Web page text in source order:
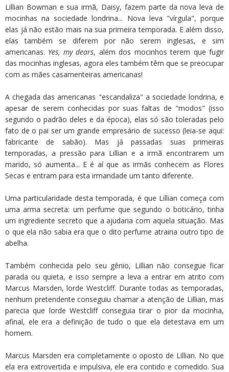
Lillian Bowman e sua irmã, Daisy, fazem parte da nova leva de
mocinhas na sociedade londrina... Nova leva "vírgula", porque
elas já não estão mais na sua primeira temporada. E além disso,
elas também se diferem por não serem inglesas, e sim
americanas. Yes, my dears, além dos mocinhos terem que fugir
das mocinhas inglesas, agora eles também têm que se preocupar
com as mães casamenteiras americanas!
A chegada das americanas "escandaliza" a sociedade londrina, e
apesar de serem conhecidas por suas faltas de "modos" (isso
segundo o padrão deles e da época), elas só são toleradas pelo
fato de o pai ser um grande empresário de sucesso (leia-se aqui:
fabricante de sabão). Mas já passadas suas primeiras
temporadas, a pressão para Lillian e a irmã encontrarem um
marido, só aumenta... E é aí que as irmãs conhecem as Flores
Secas e entram para esta irmandade um tanto diferente.
Uma particularidade desta temporada, é que Lillian começa com
uma arma secreta: um perfume que segundo o boticário, tinha
um ingrediente secreto que a ajudaria com aquela situação. Mas
o que ela não sabia era que o dito perfume atrairia outro tipo de
abelha.
Também conhecida pelo seu gênio, Lillian não consegue ficar
parada ou quieta, e isso sempre a leva a entrar em atrito com
Marcus Marsden, lorde Westcliff. Durante todas as temporadas,
nenhum pretendente conseguiu chamar a atenção de Lillian, mas
parecia que lorde Westcliff conseguia tirar o pior da mocinha,
afinal, ele era a definição de tudo o que ela detestava em um
homem.
Marcus Marsden era completamente o oposto de Lillian. No que
ela era extrovertida e impulsiva, ele era contido e comedido. Sua